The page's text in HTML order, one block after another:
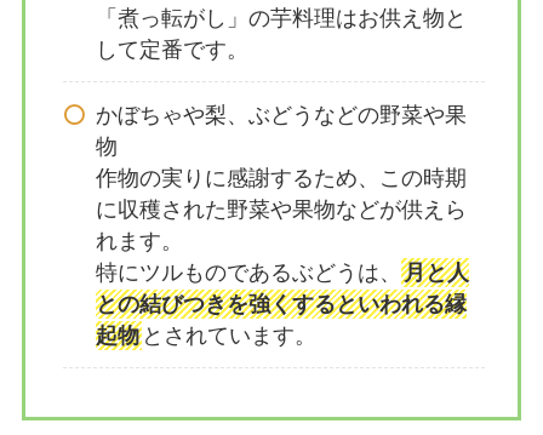
「煮っ転がし」の芋料理はお供え物と
して定番です。
かぼちゃや梨、ぶどうなどの野菜や果
物
作物の実りに感謝するため、この時期
に収穫された野菜や果物などが供えら
れます。
特にツルものであるぶどうは、月と人
との結びつきを強くするといわれる縁
起物 とされています。